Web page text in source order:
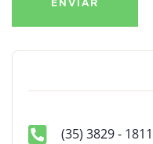
(35) 3829 - 1811